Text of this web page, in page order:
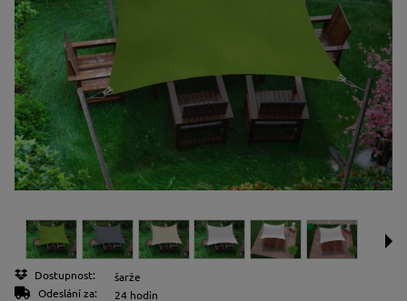
Dostupnost:
šarže
Odeslání za:
24 hodin